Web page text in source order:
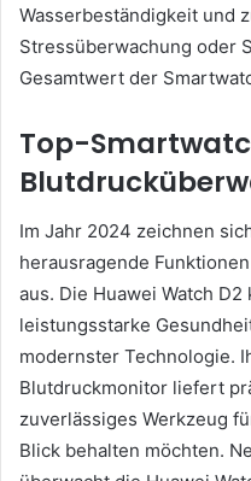
Wasserbeständigkeit und
Stressüberwachung oder
Gesamtwert der
Top-
Im Jahr 2024 zeichnen
herausragende
aus. Die Huawei Watch
leistungsstarke
modernster Technologie.
Blutdruckmonitor liefert
zuverlässiges Werkzeug
Blick behalten möchten.